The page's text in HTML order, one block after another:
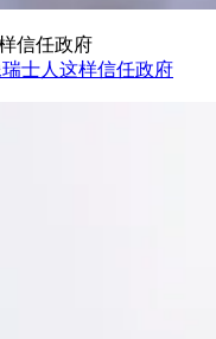
信任政府
士人这样信任政府